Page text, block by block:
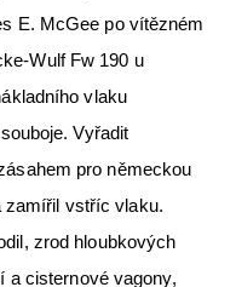
E. McGee po vítězném
Wulf Fw 190 u
vlaku
Vyřadit
pro německou
zamířil vstříc vlaku.
zrod hloubkových
a cisternové vagony,